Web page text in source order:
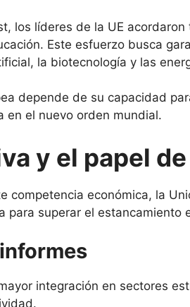
los líderes de la UE
Este esfuerzo busca
la biotecnología y las
depende de su capacidad
en el nuevo orden mundial.
y el papel
competencia económica, la
para superar el
integración en sectores